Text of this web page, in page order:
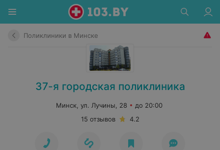
Поликлиники в Минске
37-я городская поликлиника
Минск, ул. Лучины, 28
до 20:00
15 отзывов
4.2